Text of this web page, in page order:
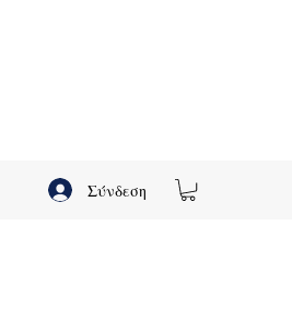
Σύνδεση